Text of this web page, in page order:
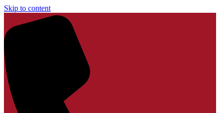
Skip to content